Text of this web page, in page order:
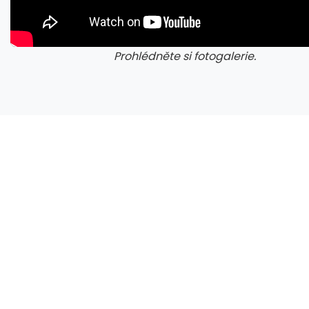
Prohlédněte si fotogalerie.
Napětí kolem GTA 6 roste. Srpen může přinést třetí trailer i první gameplay